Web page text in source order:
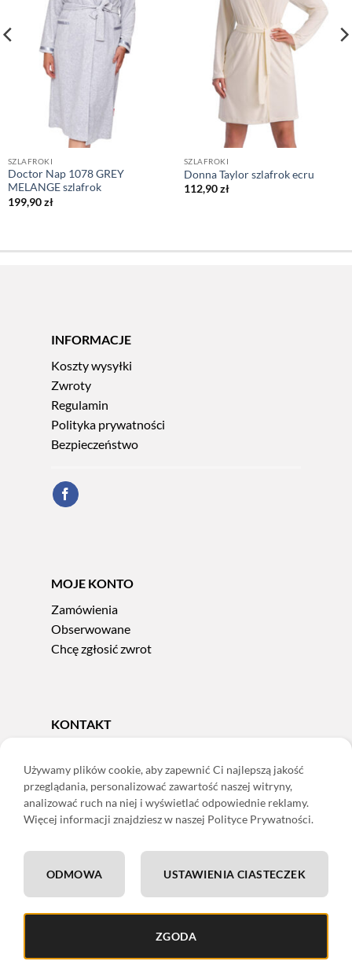
SZLAFROKI
Doctor Nap 1078 GREY
MELANGE szlafrok
199,90zł
SZLAFROKI
Donna Taylor szlafrok ecru
112,90zł
INFORMACJE
Koszty wysyłki
Zwroty
Regulamin
Polityka prywatności
Bezpieczeństwo
MOJE KONTO
Zamówienia
Obserwowane
Chcę zgłosić zwrot
KONTAKT
e-mail:sklep@adoris.pl
poniedziałek - piątek 8:00-16:00
Adoris Dorota Święcka
58-502 Jelenia Góra
Używamy plików cookie, aby zapewnić Ci najlepszą jakość
przeglądania, personalizować zawartość naszej witryny,
analizować ruch na niej i wyświetlać odpowiednie reklamy.
Więcej informacji znajdziesz w naszej Polityce Prywatności.
ZGODA
USTAWIENIA CIASTECZEK
ODMOWA